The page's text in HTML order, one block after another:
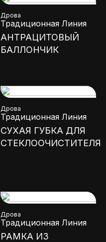
Дрова
Традиционная Линия
АНТРАЦИТОВЫЙ
БАЛЛОНЧИК
Дрова
Традиционная Линия
СУХАЯ ГУБКА ДЛЯ
СТЕКЛООЧИСТИТЕЛЯ
Дрова
Традиционная Линия
РАМКА ИЗ